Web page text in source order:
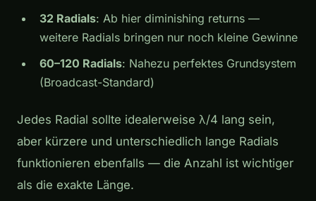
32 Radials: Ab hier diminishing returns —
weitere Radials bringen nur noch kleine Gewinne
60–120 Radials: Nahezu perfektes Grundsystem
(Broadcast-Standard)
Jedes Radial sollte idealerweise λ/4 lang sein,
aber kürzere und unterschiedlich lange Radials
funktionieren ebenfalls — die Anzahl ist wichtiger
als die exakte Länge.